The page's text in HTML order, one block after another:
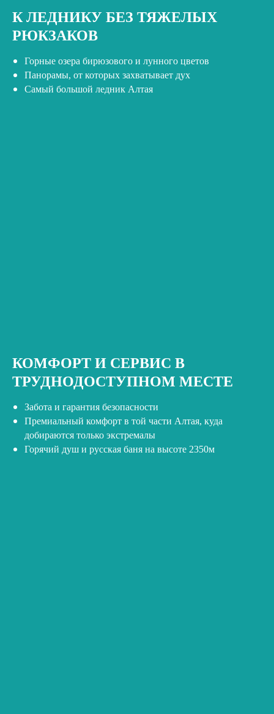
К ЛЕДНИКУ БЕЗ ТЯЖЕЛЫХ
РЮКЗАКОВ
Горные озера бирюзового и лунного цветов
Панорамы, от которых захватывает дух
Самый большой ледник Алтая
КОМФОРТ И СЕРВИС В
ТРУДНОДОСТУПНОМ МЕСТЕ
Забота и гарантия безопасности
Премиальный комфорт в той части Алтая, куда
добираются только экстремалы
Горячий душ и русская баня на высоте 2350м